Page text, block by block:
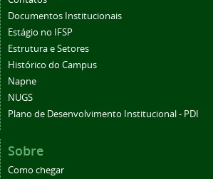
Documentos Institucionais
Estágio no IFSP
Estrutura e Setores
Histórico do Campus
Napne
NUGS
Plano de Desenvolvimento Institucional - PDI
Sobre
Como chegar